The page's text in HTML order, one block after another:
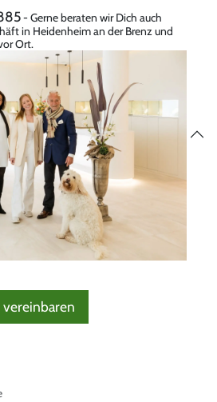
- Gerne beraten wir Dich auch
in Heidenheim an der Brenz und
Ort.